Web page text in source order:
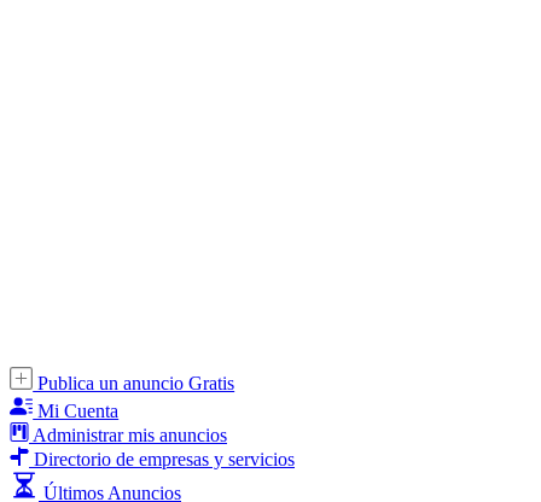
Publica un anuncio Gratis
Mi Cuenta
Administrar mis anuncios
Directorio de empresas y servicios
Últimos Anuncios